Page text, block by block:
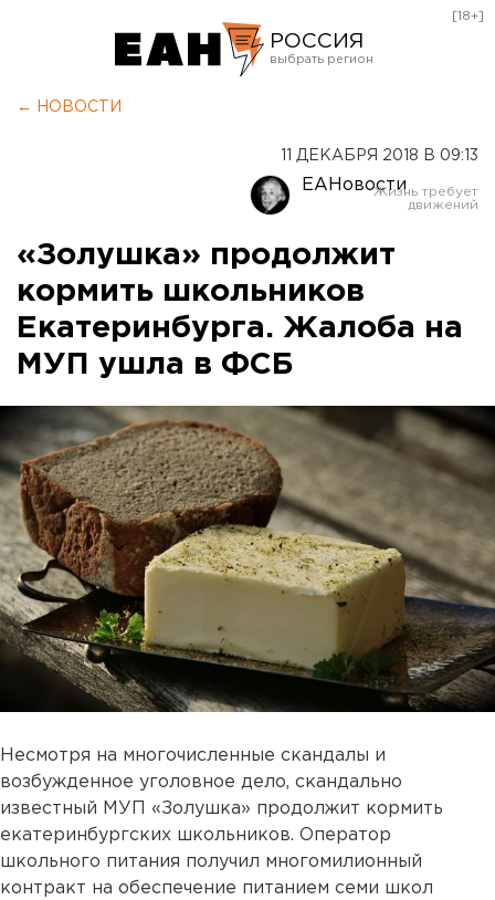
РОССИЯ
Оренбург
[18+]
← НОВОСТИ
11 ДЕКАБРЯ 2018 В 09:13
ЕАНовости
«Золушка» продолжит
кормить школьников
Екатеринбурга. Жалоба на
МУП ушла в ФСБ
Несмотря на многочисленные скандалы и
возбужденное уголовное дело, скандально
известный МУП «Золушка» продолжит кормить
екатеринбургских школьников. Оператор
школьного питания получил многомилионный
контракт на обеспечение питанием семи школ